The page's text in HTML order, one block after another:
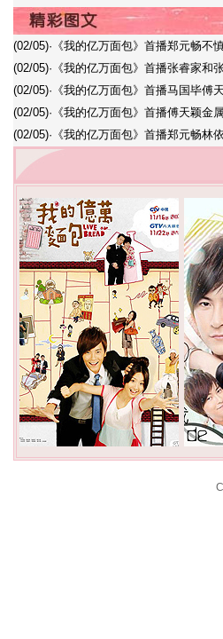
(02/05)· 《我的亿万面包》首播郑元畅不
(02/05)· 《我的亿万面包》首播张睿家和
(02/05)· 《我的亿万面包》首播马国毕傅
(02/05)· 《我的亿万面包》首播傅天颖金
(02/05)· 《我的亿万面包》首播郑元畅林